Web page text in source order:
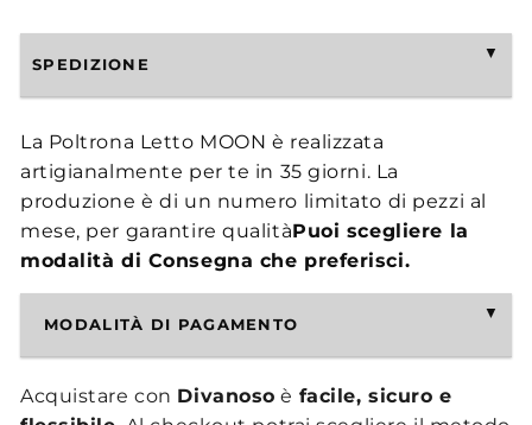
SPEDIZIONE
La Poltrona Letto MOON è realizzata
artigianalmente per te in 35 giorni. La
produzione è di un numero limitato di pezzi al
mese, per garantire qualitàPuoi scegliere la
modalità di Consegna che preferisci.
MODALITÀ DI PAGAMENTO
Acquistare con Divanoso è facile, sicuro e